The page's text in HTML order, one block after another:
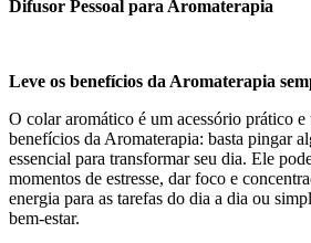
Difusor Pessoal para Aromaterapia
Leve os benefícios da Aromaterapia
O colar aromático é um acessório prático e
benefícios da Aromaterapia: basta pingar
essencial para transformar seu dia. Ele
momentos de estresse, dar foco e
energia para as tarefas do dia a dia ou
bem-estar.